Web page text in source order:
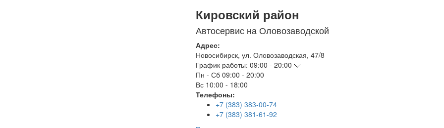
Кировский район
Автосервис на Оловозаводской
Адрес:
Новосибирск, ул. Оловозаводская, 47/8
График работы: 09:00 - 20:00
Пн - Сб 09:00 - 20:00
Вс 10:00 - 18:00
Телефоны:
+7 (383) 383-00-74
+7 (383) 381-61-92